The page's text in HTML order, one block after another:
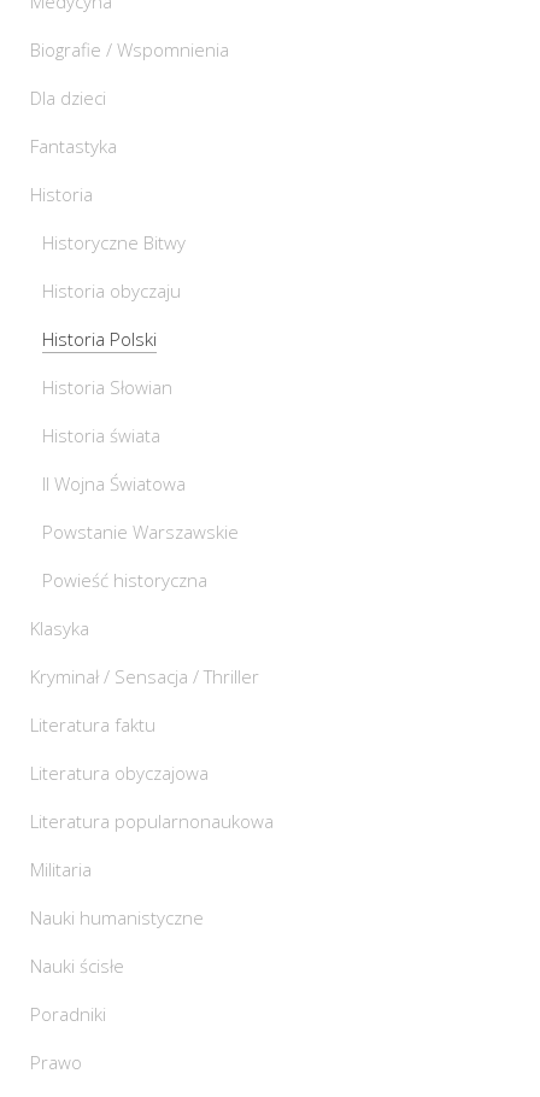
Biografie / Wspomnienia
Dla dzieci
Fantastyka
Historia
Historyczne Bitwy
Historia obyczaju
Historia Polski
Historia Słowian
Historia świata
II Wojna Światowa
Powstanie Warszawskie
Powieść historyczna
Klasyka
Kryminał / Sensacja / Thriller
Literatura faktu
Literatura obyczajowa
Literatura popularnonaukowa
Militaria
Nauki humanistyczne
Nauki ścisłe
Poradniki
Prawo